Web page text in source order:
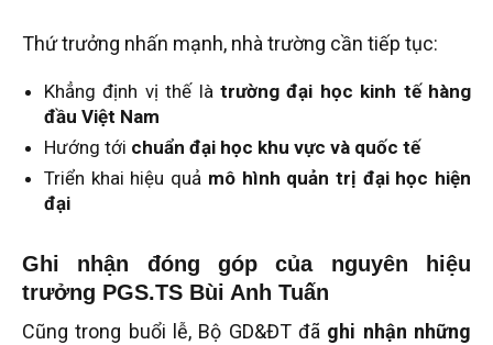
Thứ trưởng nhấn mạnh, nhà trường cần tiếp tục:
Khẳng định vị thế là trường đại học kinh tế hàng
đầu Việt Nam
Hướng tới chuẩn đại học khu vực và quốc tế
Triển khai hiệu quả mô hình quản trị đại học hiện
đại
Ghi nhận đóng góp của nguyên hiệu
trưởng PGS.TS Bùi Anh Tuấn
Cũng trong buổi lễ, Bộ GD&ĐT đã ghi nhận những